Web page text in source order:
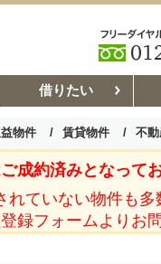
借りたい
物件 賃貸物件 不
探しコラム 賃貸管理コ
成約済みとなってお
ていない物件も多
録フォームよりお